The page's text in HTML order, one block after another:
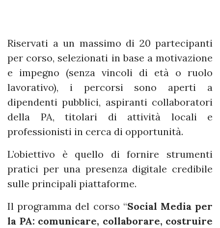
Riservati a un massimo di 20 partecipanti
per corso, selezionati in base a motivazione
e impegno (senza vincoli di età o ruolo
lavorativo), i percorsi sono aperti a
dipendenti pubblici, aspiranti collaboratori
della PA, titolari di attività locali e
professionisti in cerca di opportunità.
L’obiettivo è quello di fornire strumenti
pratici per una presenza digitale credibile
sulle principali piattaforme.
Il programma del corso “Social Media per
la PA: comunicare, collaborare, costruire